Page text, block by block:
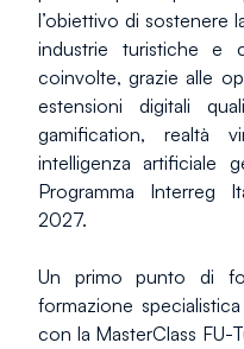
l’obiettivo di sostenere
industrie turistiche e
coinvolte, grazie alle
estensioni digitali
gamification, realtà
intelligenza artificiale
Programma Interreg
2027.
Un primo punto di
formazione
con la MasterClass FU-